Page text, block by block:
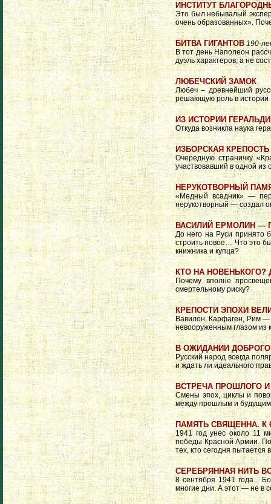
ИНСТИТУТ
Это был небывалый
очень образованных».
БИТВА ГИГАНТОВ 190-
В тот день Наполеон
дуэль характеров, а не
ЛЮБЕЧСКИЙ ЗАМОК
Любеч – древнейший
решающую роль в
ИЗ ИСТОРИИ
Откуда возникла наука
ИЗБОРСКАЯ КРЕПОСТЬ
Очередную страничку
участвовавший в одной из
НЕРУКОТВОРНЫЙ
«Медный всадник» —
нерукотворный — создал
ВАСИЛИЙ ЕРМОЛИН —
До него на Руси принято
строить новое… Что это
книжника и купца?
КТО НА НОВЕНЬКОГО?
Почему вполне
смертельному риску?
КРЕПОСТИ ЭПОХИ
Вавилон, Карфаген, Рим —
невооруженным глазом из
В ОЖИДАНИИ
Русский народ всегда
и ждать ли идеального
ВСТРЕЧА ПРОШЛОГО
Смены эпох, циклы и
между прошлым и
ПАМЯТЬ СВЯЩЕННА.
1941 год унес около 11
победы Красной Армии.
тех, кто сегодня пытается
СЕРЕБРЯННАЯ НИТЬ
8 сентября 1941 года...
многие дни. А этот — не в